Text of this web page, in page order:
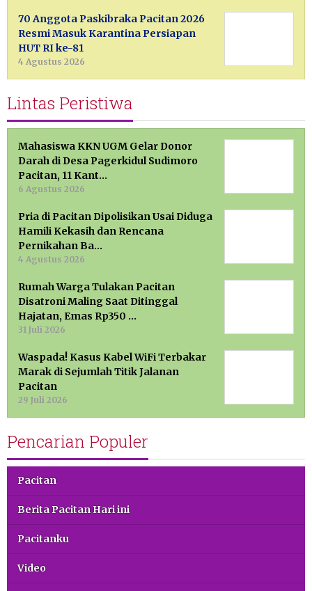
70 Anggota Paskibraka Pacitan 2026
Resmi Masuk Karantina Persiapan
HUT RI ke-81
4 Agustus 2026
Lintas Peristiwa
Mahasiswa KKN UGM Gelar Donor
Darah di Desa Pagerkidul Sudimoro
Pacitan, 11 Kant…
6 Agustus 2026
Pria di Pacitan Dipolisikan Usai Diduga
Hamili Kekasih dan Rencana
Pernikahan Ba…
4 Agustus 2026
Rumah Warga Tulakan Pacitan
Disatroni Maling Saat Ditinggal
Hajatan, Emas Rp350 …
31 Juli 2026
Waspada! Kasus Kabel WiFi Terbakar
Marak di Sejumlah Titik Jalanan
Pacitan
29 Juli 2026
Pencarian Populer
Pacitan
Berita Pacitan Hari ini
Pacitanku
Video